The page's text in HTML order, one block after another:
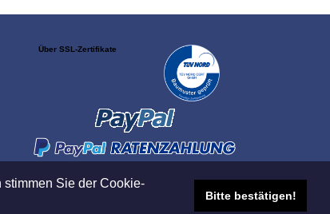
Sie der Cookie-
Bitte bestätigen!
Über SSL-Zertifikate